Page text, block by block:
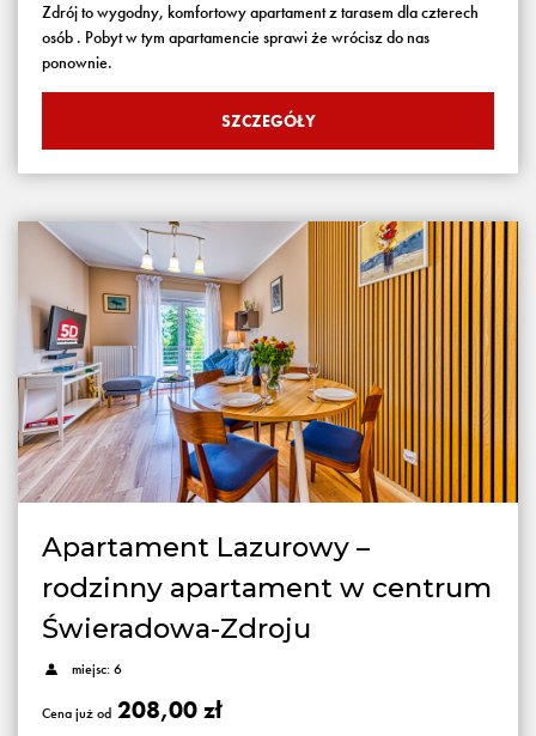
Zdrój to wygodny, komfortowy apartament z tarasem dla czterech
osób . Pobyt w tym apartamencie sprawi że wrócisz do nas
ponownie.
SZCZEGÓŁY
Apartament Lazurowy –
rodzinny apartament w centrum
Świeradowa-Zdroju
miejsc: 6
Cena już od 208,00 zł